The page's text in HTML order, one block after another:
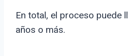
En total, el proceso puede
años o más.